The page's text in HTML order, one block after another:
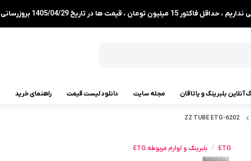
تومان ، قیمت ها در تاریخ 1405/04/29 بروزرسانی شدند.
رولبرینگ مخروطی
آنلاین بلبرینگ و یاتاقان مجله سایت دانلود لیست قیمت راهنمای خرید
6202-ZZ TUBE ETG
ETG
/ بلبرینگ و لوازم مربوطه ETG